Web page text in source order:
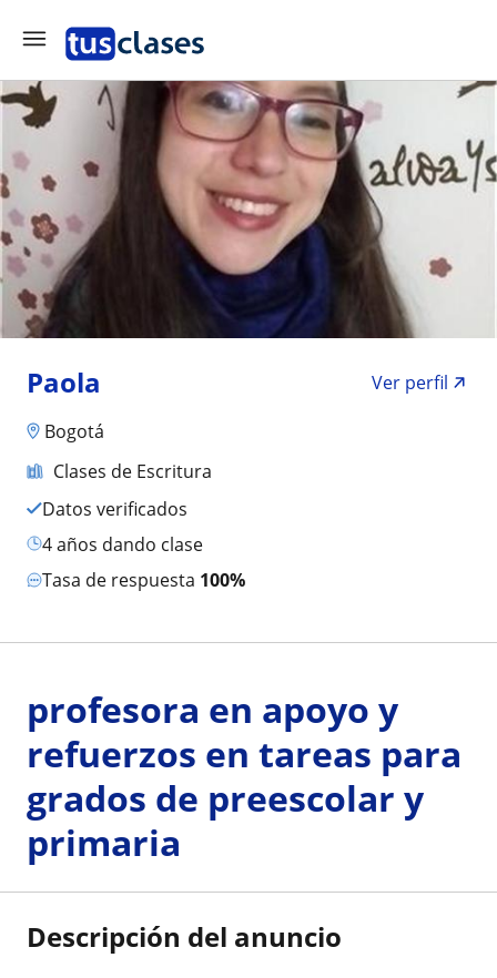
Paola
Ver perfil
Bogotá
Clases de Escritura
Datos verificados
4 años dando clase
Tasa de respuesta 100%
profesora en apoyo y
refuerzos en tareas para
grados de preescolar y
primaria
Descripción del anuncio